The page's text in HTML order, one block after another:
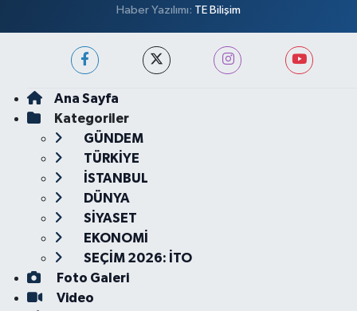
Haber Yazılımı: TE Bilişim
Ana Sayfa
Kategoriler
GÜNDEM
TÜRKİYE
İSTANBUL
DÜNYA
SİYASET
EKONOMİ
SEÇİM 2026: İTO
Foto Galeri
Video